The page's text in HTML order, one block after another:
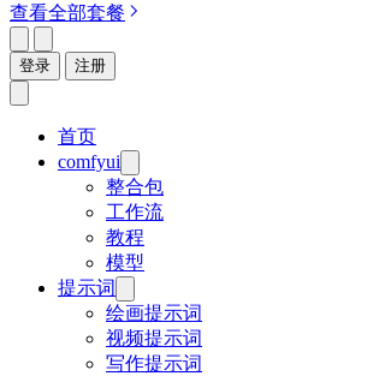
查看全部套餐
登录 注册
首页
comfyui
整合包
工作流
教程
模型
提示词
绘画提示词
视频提示词
写作提示词